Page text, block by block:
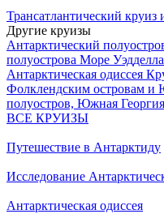
Трансатлантический
Другие круизы
Антарктический
полуострова Море
Антарктическая одиссея
Фолклендским островам и
полуостров, Южная
ВСЕ КРУИЗЫ
Путешествие в Антарктиду
Исследование
Антарктическая одиссея